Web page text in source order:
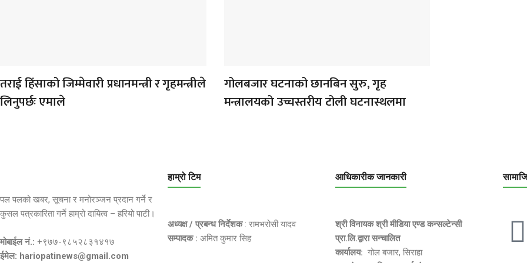
तराई हिंसाको जिम्मेवारी प्रधानमन्त्री र गृहमन्त्रीले
लिनुपर्छः एमाले
गोलबजार घटनाको छानबिन सुरु, गृह
मन्त्रालयको उच्चस्तरीय टोली घटनास्थलमा
पल पलको खबर, सूचना र मनोरञ्जन प्रदान गर्ने र
कुसल पत्रकारिता गर्ने हाम्रो दायित्व – हरियो पाटी।
मोबाईल नं.: +९७७-९८५२८३१४१७
ईमेल: hariopatinews@gmail.com
हाम्रो टिम
अध्यक्ष / प्रबन्ध निर्देशक: रामभरोसी यादव
सम्पादक : अमित कुमार सिह
आधिकारीक जानकारी
श्री विनायक श्री मीडिया एण्ड कन्सल्टेन्सी
प्रा.लि.द्वारा सन्चालित
कार्यालय: गोल बजार, सिराहा